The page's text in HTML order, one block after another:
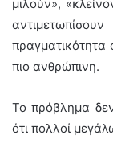
μιλούν»,
πραγματικότητα
πιο ανθρώπινη.
Το πρόβλημα δεν
ότι πολλοί